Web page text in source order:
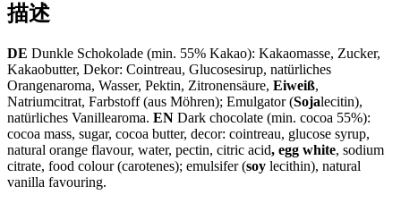
描述
DE Dunkle Schokolade (min. 55% Kakao): Kakaomasse, Zucker,
Kakaobutter, Dekor: Cointreau, Glucosesirup, natürliches
Orangenaroma, Wasser, Pektin, Zitronensäure, Eiweiß,
Natriumcitrat, Farbstoff (aus Möhren); Emulgator (Sojalecitin),
natürliches Vanillearoma. EN Dark chocolate (min. cocoa 55%):
cocoa mass, sugar, cocoa butter, decor: cointreau, glucose syrup,
natural orange flavour, water, pectin, citric acid, egg white, sodium
citrate, food colour (carotenes); emulsifer (soy lecithin), natural
vanilla favouring.